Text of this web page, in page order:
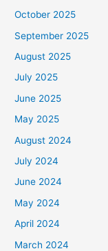
October 2025
September 2025
August 2025
July 2025
June 2025
May 2025
August 2024
July 2024
June 2024
May 2024
April 2024
March 2024